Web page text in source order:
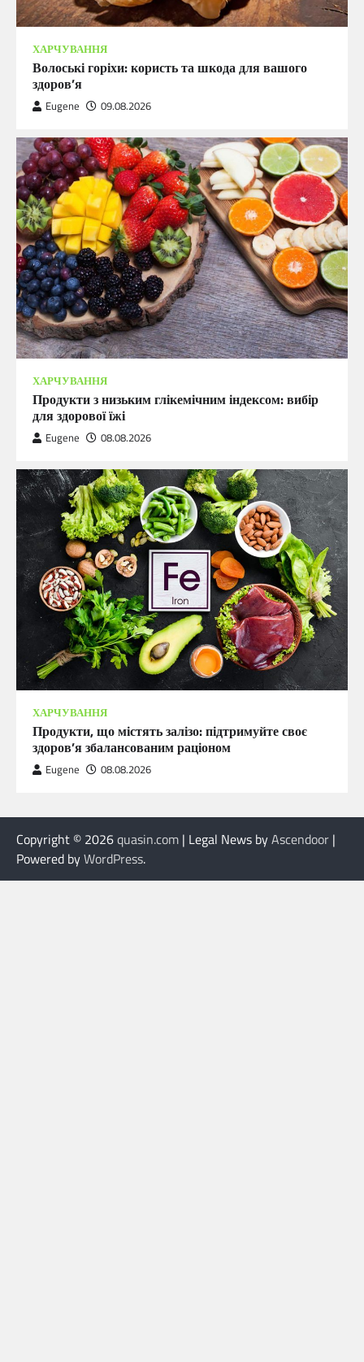
ХАРЧУВАННЯ
Волоські горіхи: користь та шкода для вашого
здоров’я
Eugene 09.08.2026
ХАРЧУВАННЯ
Продукти з низьким глікемічним індексом: вибір
для здорової їжі
Eugene 08.08.2026
ХАРЧУВАННЯ
Продукти, що містять залізо: підтримуйте своє
здоров’я збалансованим раціоном
Eugene 08.08.2026
Copyright © 2026quasin.com | Legal News byAscendoor |
Powered byWordPress.